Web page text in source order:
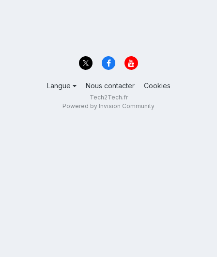
Langue Nous contacter Cookies
Tech2Tech.fr
Powered by Invision Community